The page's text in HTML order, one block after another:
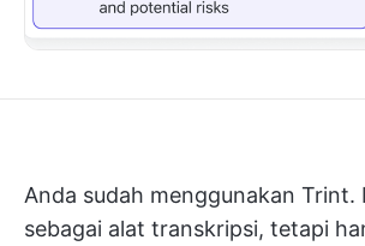
Anda sudah menggunakan Trint.
sebagai alat transkripsi, tetapi